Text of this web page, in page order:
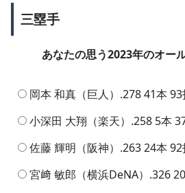
三塁手
あなたの思う2023年のオー
岡本 和真（巨人）.278 41本 93
小深田 大翔（楽天）.258 5本
佐藤 輝明（阪神）.263 24本 92
宮﨑 敏郎（横浜DeNA）.326